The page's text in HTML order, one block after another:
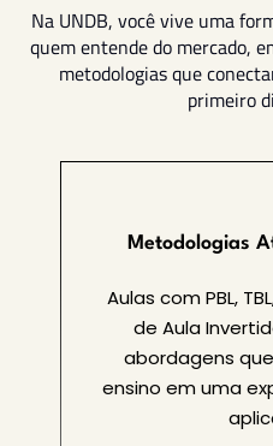
Na UNDB, você vive uma
quem entende do mercado,
metodologias que
primeiro
Metodologias
Aulas com PBL,
de Aula
abordagens
ensino em uma